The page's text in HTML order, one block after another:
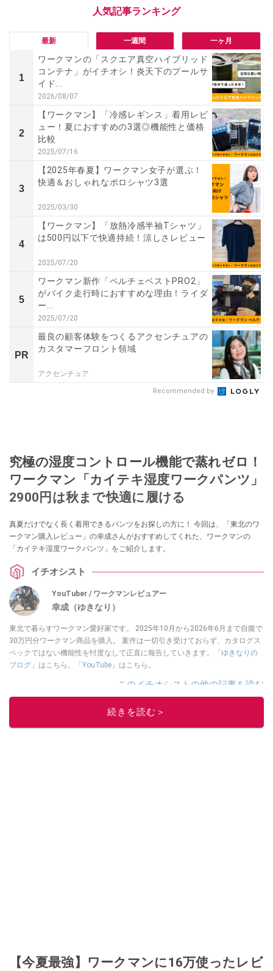
最新 一週間 一ヶ月
1
ワークマンの「スクエア真空ハイブリッド
コンテナ」がイチオシ！炎天下のプールサ
イド...
2026/08/07
2
【ワークマン】「冷感レギンス」着用レビ
ュー！夏におすすめの3選◎機能性と価格
比較
2025/07/16
3
【2025年春夏】ワークマン女子が選ぶ！
快適＆おしゃれなポロシャツ3選
2025/03/30
4
【ワークマン】「放熱冷感半袖Tシャツ」
は500円以下で快適持続！涼しさレビュー
2025/07/20
5
ワークマン新作「ペルチェベストPRO2」
がバイク走行時におすすめな理由！ライダ
ー...
2025/07/20
PR
最良の顧客体験をつくるアクセンチュアの
カスタマーフロント領域
アクセンチュア
Recommended by
究極の湿度コントロール機能で蒸れゼロ！
ワークマン「カイテキ湿度ワークパンツ」
2900円は秋まで快適に履ける
真夏だけでなく長く着用できるパンツをお探しの方に！ 今回は、「東北のワ
ークマン購入レビュー」の幸成さんがおすすめしてくれた、ワークマンの
「カイテキ湿度ワークパンツ」をご紹介します。
イチオシスト
YouTuber / ワークマンレビュアー
幸成（ゆきなり）
東北で暮らすワークマン愛好家です。 2025年10月から2026年6月まで自腹で
30万円分ワークマン商品を購入。 案件は一切引き受けておらず、カタログス
ペックではない機能性を忖度なしで正直に報告していきます。「 ゆきなりの
ブログ 」はこちら。「 YouTube 」はこちら。
このイチオシストの他の記事を読む
続きを読む＞
【今夏最強】ワークマンに16万使ったレビ